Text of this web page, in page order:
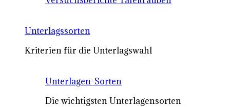
Unterlagssorten
Kriterien für die Unterlagswahl
Unterlagen-Sorten
Die wichtigsten Unterlagensorten